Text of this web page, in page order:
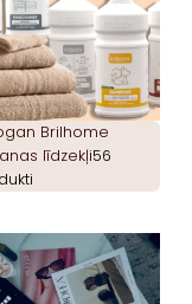
Brilhome
līdzekļi56